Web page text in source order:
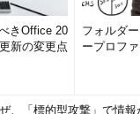
きOffice 20
新の変更点
フォルダ
ープロフ
、「標的型攻撃」で情